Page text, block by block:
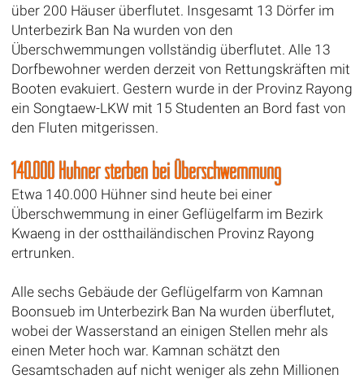
über 200 Häuser überflutet. Insgesamt 13 Dörfer im
Unterbezirk Ban Na wurden von den
Überschwemmungen vollständig überflutet. Alle 13
Dorfbewohner werden derzeit von Rettungskräften mit
Booten evakuiert. Gestern wurde in der Provinz Rayong
ein Songtaew-LKW mit 15 Studenten an Bord fast von
den Fluten mitgerissen.
140.000 Hühner sterben bei Überschwemmung
Etwa 140.000 Hühner sind heute bei einer
Überschwemmung in einer Geflügelfarm im Bezirk
Kwaeng in der ostthailändischen Provinz Rayong
ertrunken.
Alle sechs Gebäude der Geflügelfarm von Kamnan
Boonsueb im Unterbezirk Ban Na wurden überflutet,
wobei der Wasserstand an einigen Stellen mehr als
einen Meter hoch war. Kamnan schätzt den
Gesamtschaden auf nicht weniger als zehn Millionen